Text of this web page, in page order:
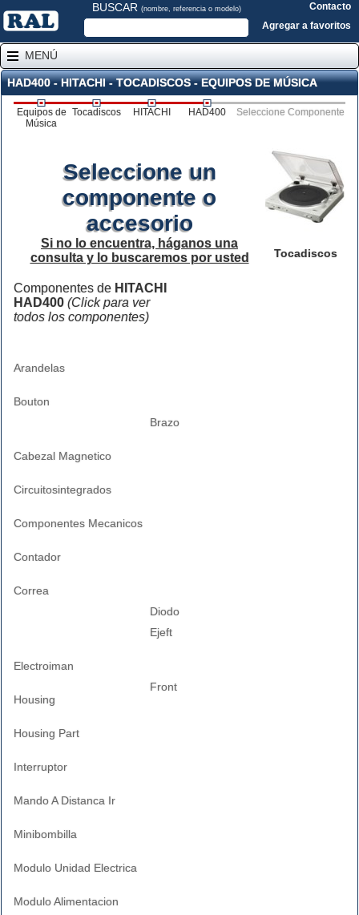
BUSCAR (nombre, referencia o modelo)
Contacto
Agregar a favoritos
MENÚ
HAD400 - HITACHI - TOCADISCOS - EQUIPOS DE MÚSICA
Equipos de
Música
Tocadiscos HITACHI HAD400 Seleccione Componente
Tocadiscos
Seleccione un
componente o
accesorio
Si no lo encuentra, háganos una
consulta y lo buscaremos por usted
Componentes de HITACHI
HAD400 (Click para ver
todos los componentes)
Arandelas
Bouton
Brazo
Cabezal Magnetico
Circuitosintegrados
Componentes Mecanicos
Contador
Correa
Diodo
Ejeft
Electroiman
Front
Housing
Housing Part
Interruptor
Mando A Distanca Ir
Minibombilla
Modulo Unidad Electrica
Modulo Alimentacion